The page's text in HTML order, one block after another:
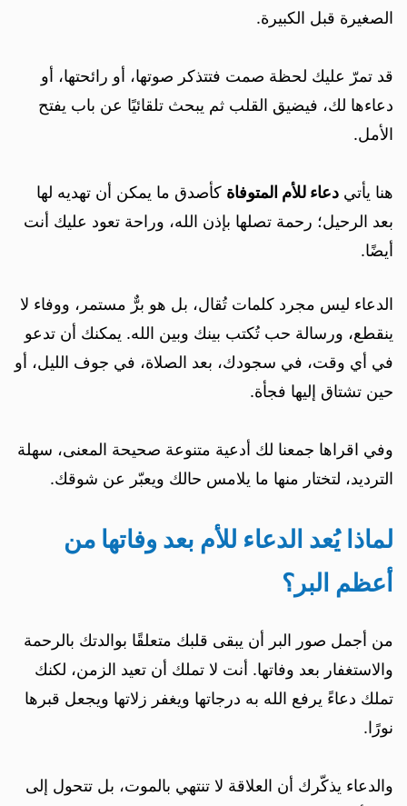
الصغيرة قبل الكبيرة.
قد تمرّ عليك لحظة صمت فتتذكر صوتها، أو رائحتها، أو
دعاءها لك، فيضيق القلب ثم يبحث تلقائيًا عن باب يفتح
الأمل.
هنا يأتي دعاء للأم المتوفاة كأصدق ما يمكن أن تهديه لها
بعد الرحيل؛ رحمة تصلها بإذن الله، وراحة تعود عليك أنت
أيضًا.
الدعاء ليس مجرد كلمات تُقال، بل هو برٌّ مستمر، ووفاء لا
ينقطع، ورسالة حب تُكتب بينك وبين الله. يمكنك أن تدعو
في أي وقت، في سجودك، بعد الصلاة، في جوف الليل، أو
حين تشتاق إليها فجأة.
وفي اقراها جمعنا لك أدعية متنوعة صحيحة المعنى، سهلة
الترديد، لتختار منها ما يلامس حالك ويعبّر عن شوقك.
لماذا يُعد الدعاء للأم بعد وفاتها من
أعظم البر؟
من أجمل صور البر أن يبقى قلبك متعلقًا بوالدتك بالرحمة
والاستغفار بعد وفاتها. أنت لا تملك أن تعيد الزمن، لكنك
تملك دعاءً يرفع الله به درجاتها ويغفر زلاتها ويجعل قبرها
نورًا.
والدعاء يذكّرك أن العلاقة لا تنتهي بالموت، بل تتحول إلى